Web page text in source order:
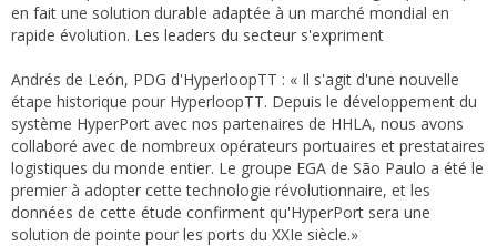
en fait une solution durable adaptée à un marché mondial en
rapide évolution. Les leaders du secteur s'expriment
Andrés de León, PDG d'HyperloopTT : « Il s'agit d'une nouvelle
étape historique pour HyperloopTT. Depuis le développement du
système HyperPort avec nos partenaires de HHLA, nous avons
collaboré avec de nombreux opérateurs portuaires et prestataires
logistiques du monde entier. Le groupe EGA de São Paulo a été le
premier à adopter cette technologie révolutionnaire, et les
données de cette étude confirment qu'HyperPort sera une
solution de pointe pour les ports du XXIe siècle.»